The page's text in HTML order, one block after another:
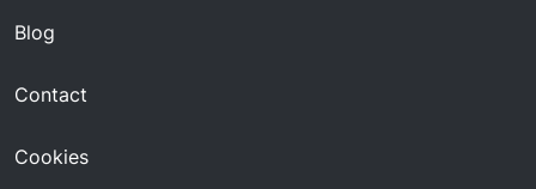
Blog
Contact
Cookies